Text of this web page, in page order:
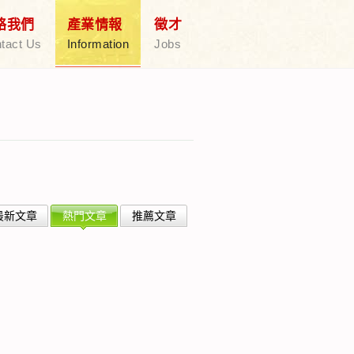
我們
Us
產業情報
Information
徵才
Jobs
新文章 熱門文章 推薦文章